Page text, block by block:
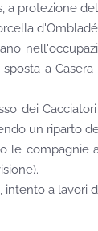
a protezione
sposta a
dei
un riparto
a lavori